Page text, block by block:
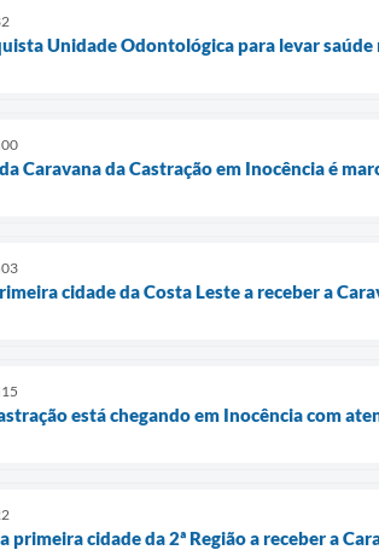
Unidade Odontológica para levar
Caravana da Castração em Inocência é
cidade da Costa Leste a receber a
está chegando em Inocência com
primeira cidade da 2ª Região a receber a